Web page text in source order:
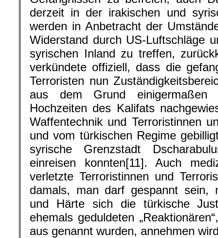
derzeit in der irakischen und
werden in Anbetracht der
Widerstand durch US-Luftschläge
syrischen Inland zu treffen,
verkündete offiziell, dass die
Terroristen nun
aus dem Grund
Hochzeiten des Kalifats
Waffentechnik und Terroristinnen
und vom türkischen Regime
syrische Grenzstadt
einreisen konnten[11]. Auch
verletzte Terroristinnen und
damals, man darf gespannt sein,
und Härte sich die türkische
ehemals geduldeten
aus genannt wurden, annehmen